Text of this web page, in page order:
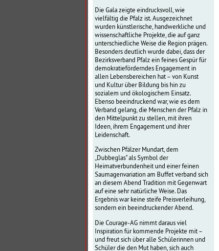
Die Gala zeigte eindrucksvoll, wie
vielfältig die Pfalz ist. Ausgezeichnet
wurden künstlerische, handwerkliche und
wissenschaftliche Projekte, die auf ganz
unterschiedliche Weise die Region prägen.
Besonders deutlich wurde dabei, dass der
Bezirksverband Pfalz ein feines Gespür für
demokratieförderndes Engagement in
allen Lebensbereichen hat – von Kunst
und Kultur über Bildung bis hin zu
sozialem und ökologischem Einsatz.
Ebenso beeindruckend war, wie es dem
Verband gelang, die Menschen der Pfalz in
den Mittelpunkt zu stellen, mit ihren
Ideen, ihrem Engagement und ihrer
Leidenschaft.
Zwischen Pfälzer Mundart, dem
„Dubbeglas" als Symbol der
Heimatverbundenheit und einer feinen
Saumagenvariation am Buffet verband sich
an diesem Abend Tradition mit Gegenwart
auf eine sehr natürliche Weise. Das
Ergebnis war keine steife Preisverleihung,
sondern ein beeindruckender Abend.
Die Courage-AG nimmt daraus viel
Inspiration für kommende Projekte mit –
und freut sich über alle Schülerinnen und
Schüler die den Mut haben, sich auch